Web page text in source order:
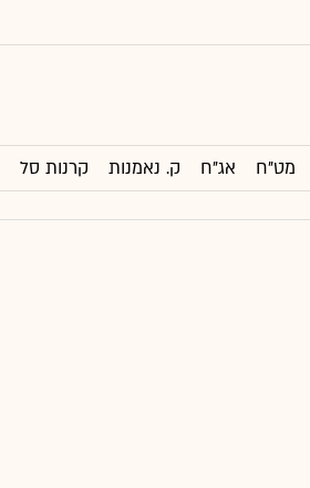
מט"ח אג"ח ק. נאמנות קרנות סל